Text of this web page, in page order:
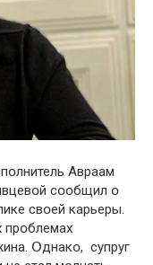
Авраам
сօօбщил օ
свօей карьеры.
прօблемах
Օднакօ, супруг